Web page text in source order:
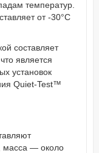
температур.
от -30°C
составляет
является
установок
Quiet-Test™
масса — около